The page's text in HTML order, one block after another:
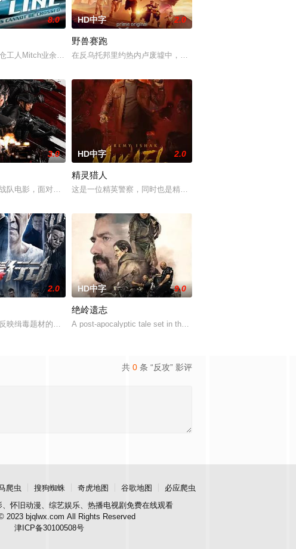
乡野来到大城市寻找自己的一处立足之地
8.0
工人Mitch业余时是个赛车手，他一直的梦想是参加职业比赛。当富翁Fr
HD中字 2.0
野兽赛跑
在反乌托邦里约热内卢废墟中，城市被阶级斗争撕裂，人们沉迷
考验之后，成为了人人
3.0
队电影，面对恐怖主义恶势力，“最飒女子反恐特战队”临危受命，精英队长陈
HD中字 2.0
精灵猎人
这是一位精英警察，同时也是精灵猎手。在调查一系列血腥谋杀
界的
依依，被迫出手击杀黑帮一伙而暴露身份
2.0
映缉毒题材的电影《斩毒行动》以“枪战”、“战友情”、“卧底”、“父子情
HD中字 9.0
绝岭遗志
A post-apocalyptic tale set in the west Bal
共 0 条 “反攻” 影评
爬虫 搜狗蜘蛛 奇虎地图 谷歌地图
必应爬虫
、怀旧动漫、综艺娱乐、热播电视剧免费在线观看
2023 bjqlwx.com All Rights Reserved
津ICP备30100508号